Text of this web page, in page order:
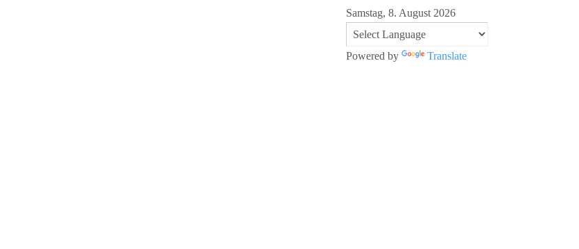
Samstag, 8. August 2026
Powered by Translate